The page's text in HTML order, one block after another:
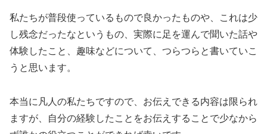
私たちが普段使っているもので良かったものや、これは少
し残念だったなというもの、実際に足を運んで聞いた話や
体験したこと、趣味などについて、つらつらと書いていこ
うと思います。
本当に凡人の私たちですので、お伝えできる内容は限られ
ますが、自分の経験したことをお伝えすることで少なから